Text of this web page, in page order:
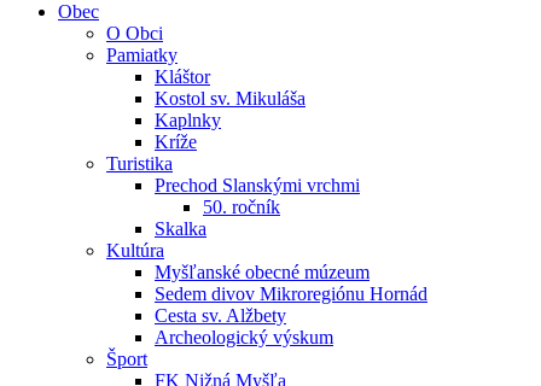
Obec
O Obci
Pamiatky
Kláštor
Kostol sv. Mikuláša
Kaplnky
Kríže
Turistika
Prechod Slanskými vrchmi
50. ročník
Skalka
Kultúra
Myšľanské obecné múzeum
Sedem divov Mikroregiónu Hornád
Cesta sv. Alžbety
Archeologický výskum
Šport
FK Nižná Myšľa